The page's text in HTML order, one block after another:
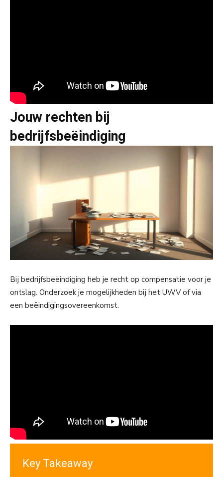
Jouw rechten bij
bedrijfsbeëindiging
Bij bedrijfsbeëindiging heb je recht op compensatie voor je
ontslag. Onderzoek je mogelijkheden bij het UWV of via
een beëindigingsovereenkomst.
Key Takeaway